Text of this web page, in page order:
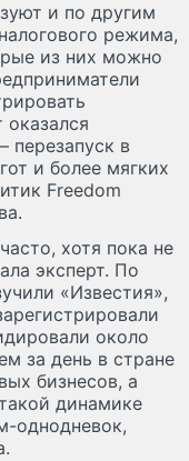
и по другим
режима,
из них можно
в
и более мягких
Freedom
хотя пока не
эксперт. По
«Известия»,
около
за день в стране
бизнесов, а
динамике
однодневок,